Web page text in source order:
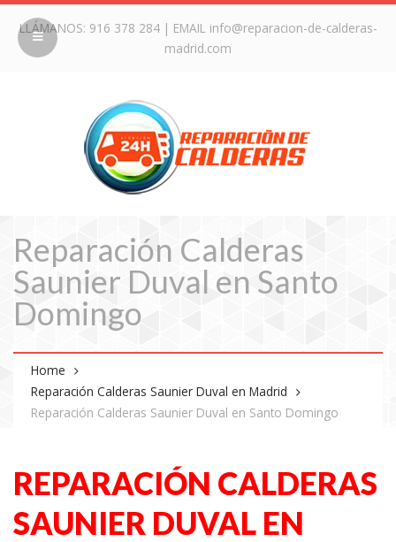
LLÁMANOS: 916 378 284| EMAIL info@reparacion-de-calderas-
madrid.com
Reparación Calderas
Saunier Duval en Santo
Domingo
Home
Reparación Calderas Saunier Duval en Madrid
Reparación Calderas Saunier Duval en Santo Domingo
REPARACIÓN CALDERAS
SAUNIER DUVAL EN